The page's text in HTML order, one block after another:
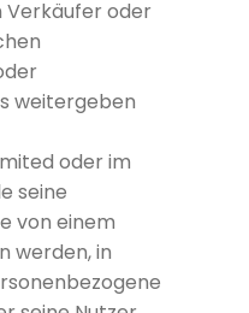
Verkäufer oder
weitergeben
oder im
seine
von einem
werden, in